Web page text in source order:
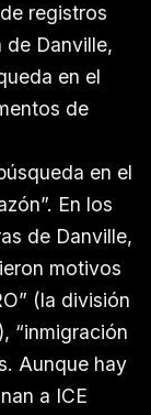
registros
de Danville,
en el
de
en el
En los
de Danville,
motivos
(la división
“inmigración
Aunque hay
a ICE